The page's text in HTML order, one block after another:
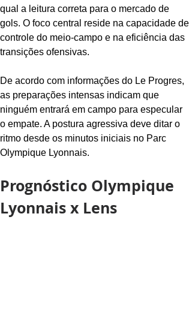
qual a leitura correta para o mercado de
gols. O foco central reside na capacidade de
controle do meio-campo e na eficiência das
transições ofensivas.
De acordo com informações do Le Progres,
as preparações intensas indicam que
ninguém entrará em campo para especular
o empate. A postura agressiva deve ditar o
ritmo desde os minutos iniciais no Parc
Olympique Lyonnais.
Prognóstico Olympique
Lyonnais x Lens